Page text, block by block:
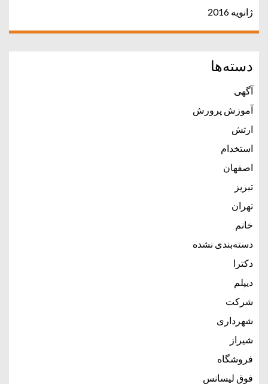
ژانویه 2016
دسته‌ها
آگهی
آموزش پرورش
ارتش
استخدام
اصفهان
تبریز
تهران
خانم
دسته‌بندی نشده
دکترا
دیپلم
شرکت
شهرداری
شیراز
فروشگاه
فوق لیسانس